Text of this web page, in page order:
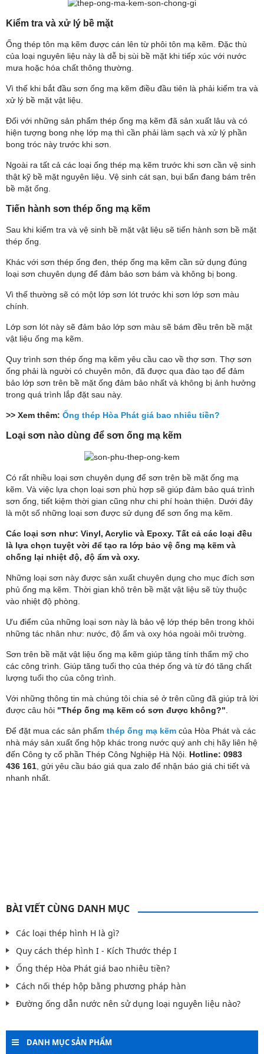
DANH MỤC SẢN PHẨM
Kiểm tra và xử lý bề mặt
Ống thép tôn mạ kẽm được cán lên từ phôi tôn mạ kẽm. Đặc thù
của loại nguyên liệu này là dễ bị sùi bề mặt khi tiếp xúc với nước
mưa hoặc hóa chất thông thường.
Vì thế khi bắt đầu sơn ống mạ kẽm điều đầu tiên là phải kiểm tra và
xử lý bề mặt vật liệu.
Đối với những sản phẩm thép ống mạ kẽm đã sản xuất lâu và có
hiện tượng bong nhẹ lớp mạ thì cần phải làm sạch và xử lý phần
bong tróc này trước khi sơn.
Ngoài ra tất cả các loại ống thép mạ kẽm trước khi sơn cần vệ sinh
thật kỹ bề mặt nguyên liệu. Vệ sinh cát sạn, bụi bẩn đang bám trên
bề mặt ống.
Tiến hành sơn thép ống mạ kẽm
Sau khi kiểm tra và vệ sinh bề mặt vật liệu sẽ tiến hành sơn bề mặt
thép ống.
Khác với sơn thép ống đen, thép ống mạ kẽm cần sử dụng đúng
loại sơn chuyên dụng để đảm bảo sơn bám và không bị bong.
Vì thế thường sẽ có một lớp sơn lót trước khi sơn lớp sơn màu
chính.
Lớp sơn lót này sẽ đảm bảo lớp sơn màu sẽ bám đều trên bề mặt
vật liệu ống mạ kẽm.
Quy trình sơn thép ống mạ kẽm yêu cầu cao về thợ sơn. Thợ sơn
ống phải là người có chuyên môn, đã được qua đào tạo để đảm
bảo lớp sơn trên bề mặt ống đảm bảo nhất và không bị ảnh hưởng
trong quá trình lắp đặt sau này.
>> Xem thêm: Ống thép Hòa Phát giá bao nhiêu tiền?
Loại sơn nào dùng để sơn ống mạ kẽm
Có rất nhiều loại sơn chuyên dụng để sơn trên bề mặt ống mạ
kẽm. Và việc lựa chọn loại sơn phù hợp sẽ giúp đảm bảo quá trình
sơn ống, tiết kiệm thời gian cũng như chi phí hoàn thiện. Dưới đây
là một số những loại sơn được sử dụng để sơn ống mạ kẽm.
Các loại sơn như: Vinyl, Acrylic và Epoxy. Tất cả các loại đều
là lựa chọn tuyệt vời để tạo ra lớp bảo vệ ống mạ kẽm và
chống lại nhiệt độ, độ ẩm và oxy.
Những loại sơn này được sản xuất chuyên dụng cho mục đích sơn
phủ ống mạ kẽm. Thời gian khô trên bề mặt vật liệu sẽ tùy thuộc
vào nhiệt độ phòng.
Ưu điểm của những loại sơn này là bảo vệ lớp thép bên trong khỏi
những tác nhân như: nước, độ ẩm và oxy hóa ngoài môi trường.
Sơn trên bề mặt vật liệu ống mạ kẽm giúp tăng tính thẩm mỹ cho
các công trình. Giúp tăng tuổi thọ của thép ống và từ đó tăng chất
lượng tuổi thọ của công trình.
Với những thông tin mà chúng tôi chia sẻ ở trên cũng đã giúp trả lời
được câu hỏi "Thép ống mạ kẽm có sơn được không?"
Để đặt mua các sản phẩm thép ống mạ kẽm của Hòa Phát và các
nhà máy sản xuất ống hộp khác trong nước quý anh chị hãy liên hệ
đến Công ty cổ phần Thép Công Nghiệp Hà Nội. Hotline: 0983
436 161 , gửi yêu cầu báo giá qua zalo để nhận báo giá chi tiết và
nhanh nhất.
BÀI VIẾT CÙNG DANH MỤC
Các loại thép hình H là gì?
Quy cách thép hình I - Kích Thước thép I
Ống thép Hòa Phát giá bao nhiêu tiền?
Cách nối thép hộp bằng phương pháp hàn
Đường ống dẫn nước nên sử dụng loại nguyên liệu nào?